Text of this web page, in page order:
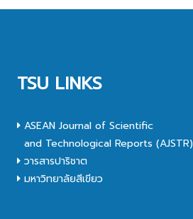
TSU LINKS
ASEAN Journal of Scientific
and Technological Reports (AJSTR)
วารสารปาริชาต
มหาวิทยาลัยสีเขียว